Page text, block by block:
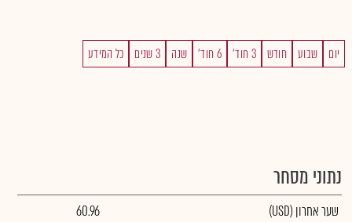
יום שבוע חודש 3 חוד' 6 חוד' שנה 3 שנים כל המידע
נתוני מסחר
שער אחרון (USD)
60.96